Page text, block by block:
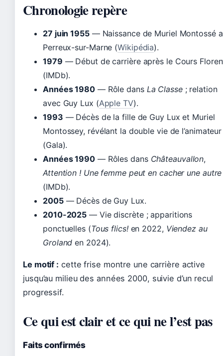
Chronologie repère
27 juin 1955— Naissance de Muriel Montossé
Perreux-sur-Marne (Wikipédia).
1979 — Début de carrière après le Cours
(IMDb).
Années 1980— Rôle dans La Classe; relation
avec Guy Lux (Apple TV).
1993 — Décès de la fille de Guy Lux et Muriel
Montossey, révélant la double vie de l’animateur
(Gala).
Années 1990— Rôles dans Châteauvallon,
Attention ! Une femme peut en cacher une autre
(IMDb).
2005— Décès de Guy Lux.
2010-2025 — Vie discrète ; apparitions
ponctuelles (Tous flics!en 2022, Viendez au
Groland en 2024).
Le motif : cette frise montre une carrière active
jusqu’au milieu des années 2000, suivie d’un recul
progressif.
Ce qui est clair et ce qui ne l’est pas
Faits confirmés